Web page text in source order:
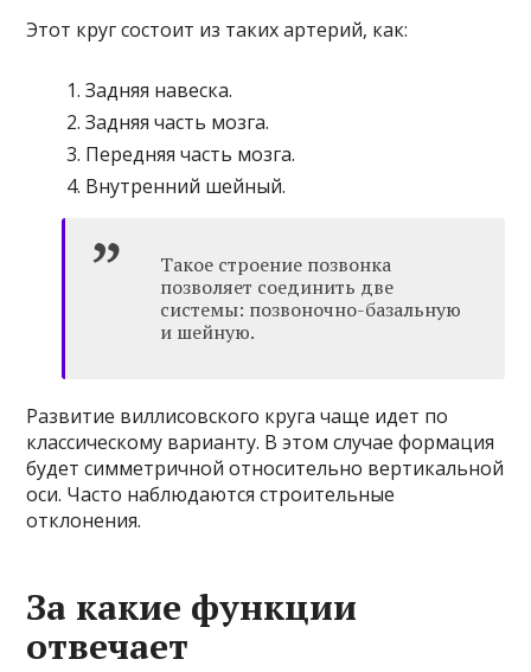
Этот круг состоит из таких артерий, как:
Задняя навеска.
Задняя часть мозга.
Передняя часть мозга.
Внутренний шейный.
Такое строение позвонка
позволяет соединить две
системы: позвоночно-базальную
и шейную.
Развитие виллисовского круга чаще идет по
классическому варианту. В этом случае формация
будет симметричной относительно вертикальной
оси. Часто наблюдаются строительные
отклонения.
За какие функции
отвечает